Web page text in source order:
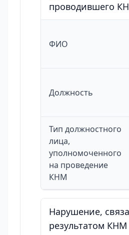
проводившего
ФИО
Должность
Тип должностного
лица,
уполномоченного
на проведение
КНМ
Нарушение,
результатом КНМ